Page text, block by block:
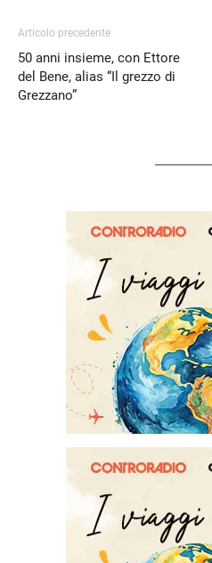
Articolo precedente
50 anni insieme, con Ettore
del Bene, alias “Il grezzo di
Grezzano”